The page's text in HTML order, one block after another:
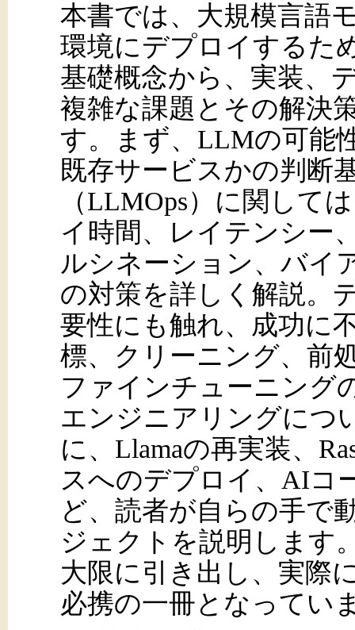
本書では、大規模言語
環境にデプロイするた
基礎概念から、実装、
複雑な課題とその解決
す。まず、LLMの可能
既存サービスかの判断
（LLMOps）に関して
イ時間、レイテンシー
ルシネーション、バイ
の対策を詳しく解説。
要性にも触れ、成功に
標、クリーニング、前
ファインチューニング
エンジニアリングにつ
に、Llamaの再実装、
スへのデプロイ、AIコ
ど、読者が自らの手で
ジェクトを説明します
大限に引き出し、実際
必携の一冊となってい